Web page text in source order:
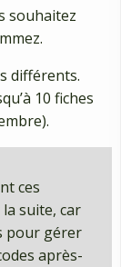
souhaitez
différents.
10 fiches
ces
suite, car
pour gérer
après-